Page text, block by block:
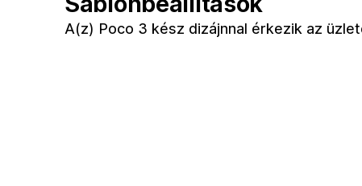
A(z) Poco 3 kész dizájnnal érkezik az